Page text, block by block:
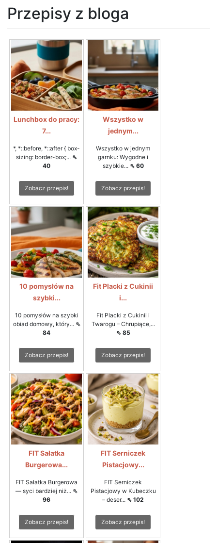
Przepisy z bloga
Lunchbox do pracy:
7...
*, *::before, *::after { box-
sizing: border-box;... ⇖
40
Zobacz przepis!
Wszystko w
jednym...
Wszystko w jednym
garnku: Wygodne i
szybkie... ⇖ 60
Zobacz przepis!
10 pomysłów na
szybki...
10 pomysłów na szybki
obiad domowy, który... ⇖
84
Zobacz przepis!
Fit Placki z Cukinii
i...
Fit Placki z Cukinii i
Twarogu – Chrupiące,...
⇖ 85
Zobacz przepis!
FIT Sałatka
Burgerowa...
FIT Sałatka Burgerowa
— syci bardziej niż... ⇖
96
Zobacz przepis!
FIT Serniczek
Pistacjowy...
FIT Serniczek
Pistacjowy w Kubeczku
– deser... ⇖ 102
Zobacz przepis!